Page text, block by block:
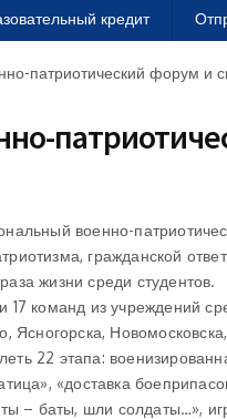
кредит
патриотический форум и
военно-
гражданской
жизни среди студентов.
17 команд из учреждений
Ясногорска,
22 этапа:
«доставка
– баты, шли солдаты…»,